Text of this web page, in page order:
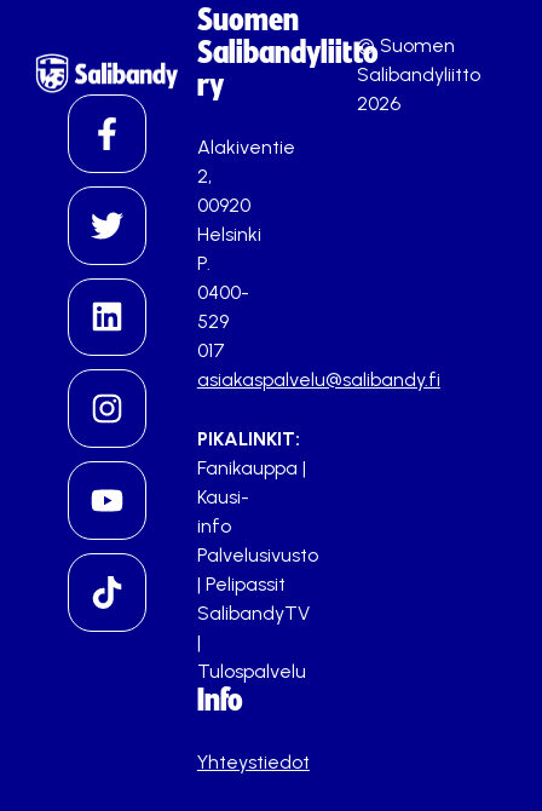
Suomen
Salibandyliitto
ry
Alakiventie
2,
00920
Helsinki
P.
0400-
529
017
asiakaspalvelu@salibandy.fi
PIKALINKIT:
Fanikauppa |
Kausi-
info
Palvelusivusto
| Pelipassit
SalibandyTV
|
Tulospalvelu
Info
Yhteystiedot
© Suomen
Salibandyliitto
2026